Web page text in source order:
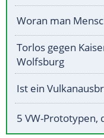
Woran man
Torlos gegen
Wolfsburg
Ist ein
5 VW-Prototypen,